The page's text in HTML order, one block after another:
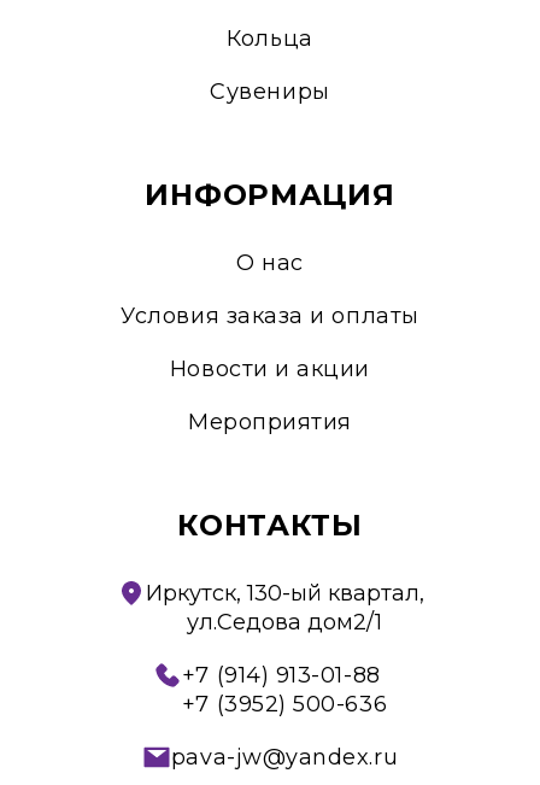
Кольца
Сувениры
ИНФОРМАЦИЯ
О нас
Условия заказа и оплаты
Новости и акции
Мероприятия
КОНТАКТЫ
Иркутск, 130-ый квартал,
ул.Седова дом2/1
+7 (914) 913-01-88
+7 (3952) 500-636
pava-jw@yandex.ru